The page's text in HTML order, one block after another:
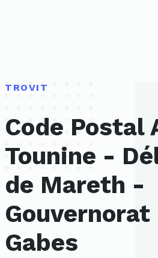
TROVIT
Code Postal
Tounine -
de Mareth -
Gouvernorat
Gabes